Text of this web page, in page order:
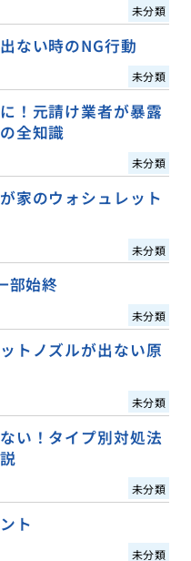
未分類
ない時のNG行動
未分類
！元請け業者が暴露
全知識
未分類
家のウォシュレット
未分類
部始終
未分類
トノズルが出ない原
未分類
い！タイプ別対処法
未分類
ト
未分類